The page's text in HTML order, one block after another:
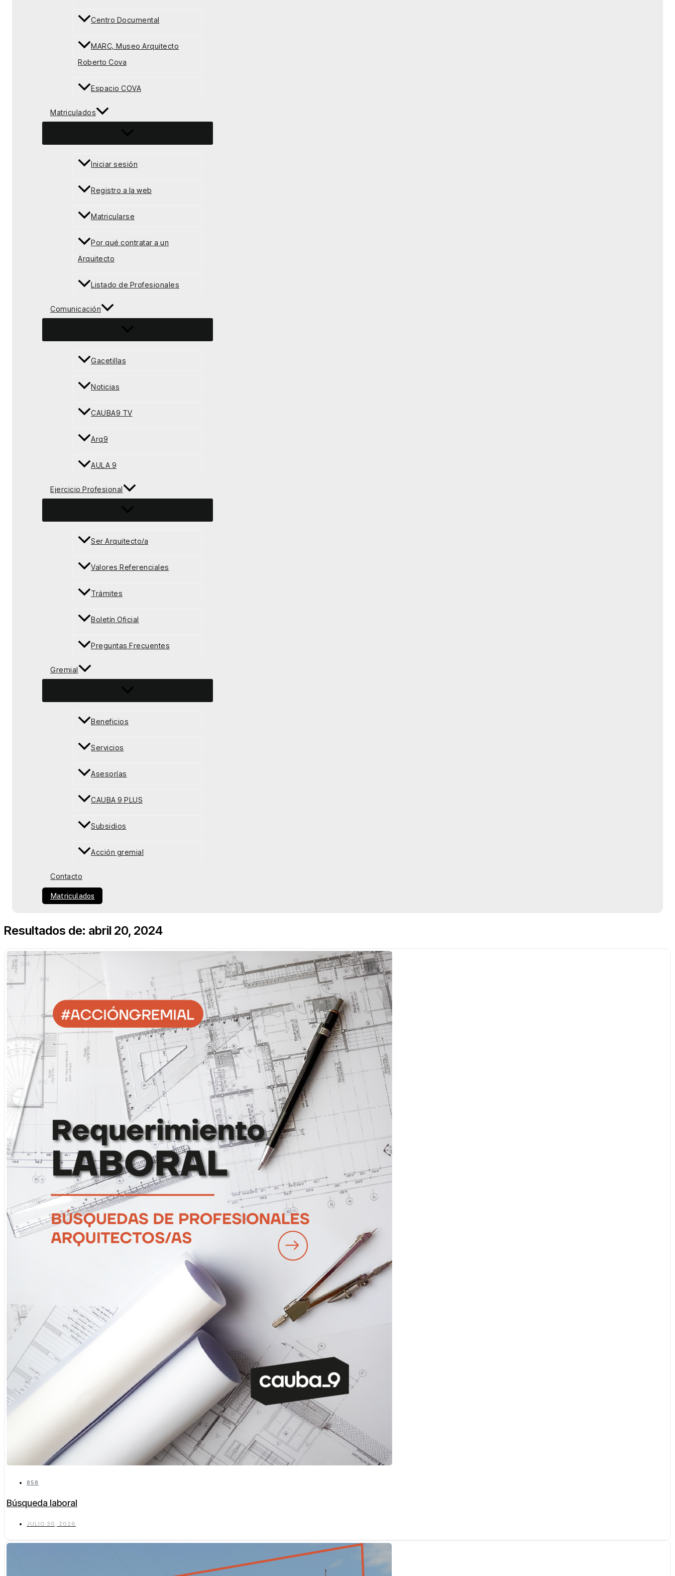
Centro Documental
MARC, Museo Arquitecto
Roberto Cova
Espacio COVA
Matriculados
Iniciar sesión
Registro a la web
Matricularse
Por qué contratar a un
Arquitecto
Listado de Profesionales
Comunicación
Gacetillas
Noticias
CAUBA9 TV
Arq9
AULA 9
Ejercicio Profesional
Ser Arquitecto/a
Valores Referenciales
Trámites
Boletín Oficial
Preguntas Frecuentes
Gremial
Beneficios
Servicios
Asesorías
CAUBA 9 PLUS
Subsidios
Acción gremial
Contacto
Matriculados
Resultados de: abril 20, 2024
858
Búsqueda laboral
JULIO 30, 2026